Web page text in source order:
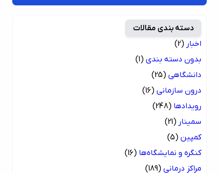
دسته بندی مقالات
اخبار (2)
بدون دسته بندی (1)
دانشگاهی (25)
درون سازمانی (16)
رویدادها (248)
سمینار (21)
کمپین (5)
کنگره و نمایشگاه‌ها (16)
مراکز درمانی (189)